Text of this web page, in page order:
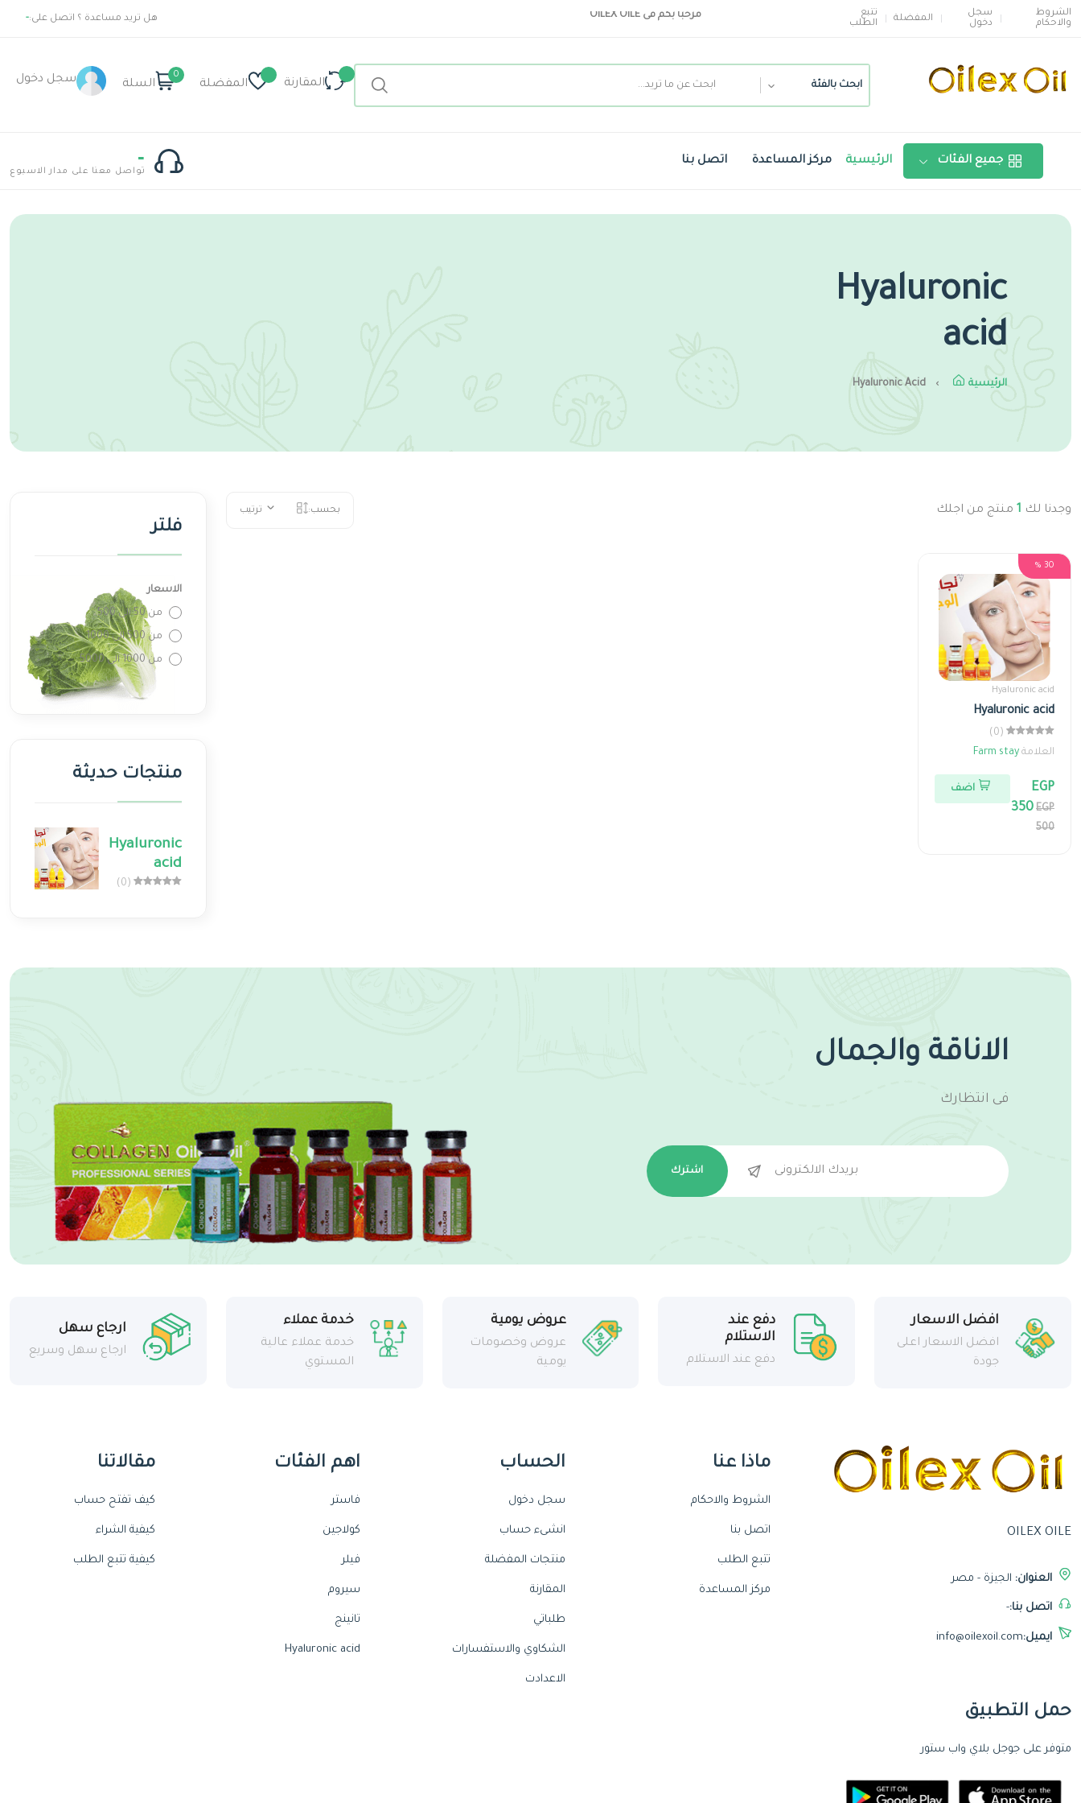
الشروط
والاحكام
سجل
دخول
المفضلة
تتبع
الطلب
مرحبا بكم فى OILEX OILE هل تريد مساعدة ؟ اتصل على:-
ابحث بالفئة المقارنة المفضلة
0
السلة سجل دخول
جميع الفئات الرئيسية مركز المساعدة اتصل بنا -
تواصل معنا على مدار الاسبوع
Hyaluronic
acid
الرئيسية Hyaluronic Acid
وجدنا لك 1 منتج من اجلك بحسب: ترتيب
30 %
Hyaluronic acid
Hyaluronic acid
(0)
العلامة Farm stay
EGP
350 EGP
500
اضف
فلتر
الاسعار
من 50 الى 500
من 500 الى 1000
من 1000 الى 5000
منتجات حديثة
Hyaluronic
acid
(0)
الاناقة والجمال
فى انتظارك
اشترك
افضل الاسعار
افضل الاسعار اعلى
جودة
دفع عند
الاستلام
دفع عند الاستلام
عروض يومية
عروض وخصومات
يومية
خدمة عملاء
خدمة عملاء عالية
المستوي
ارجاع سهل
ارجاع سهل وسريع
OILEX OILE
العنوان: الجيزة - مصر
اتصل بنا:-
ايميل:info@oilexoil.com
ماذا عنا
الشروط والاحكام
اتصل بنا
تتبع الطلب
مركز المساعدة
الحساب
سجل دخول
انشىء حساب
منتجات المفضلة
المقارنة
طلباتي
الشكاوي والاستفسارات
الاعدادت
اهم الفئات
فاستر
كولاجين
فيلر
سيروم
تانينج
Hyaluronic acid
مقالاتنا
كيف تفتح حساب
كيفية الشراء
كيفية تتبع الطلب
حمل التطبيق
متوفر على جوجل بلاي واب ستور